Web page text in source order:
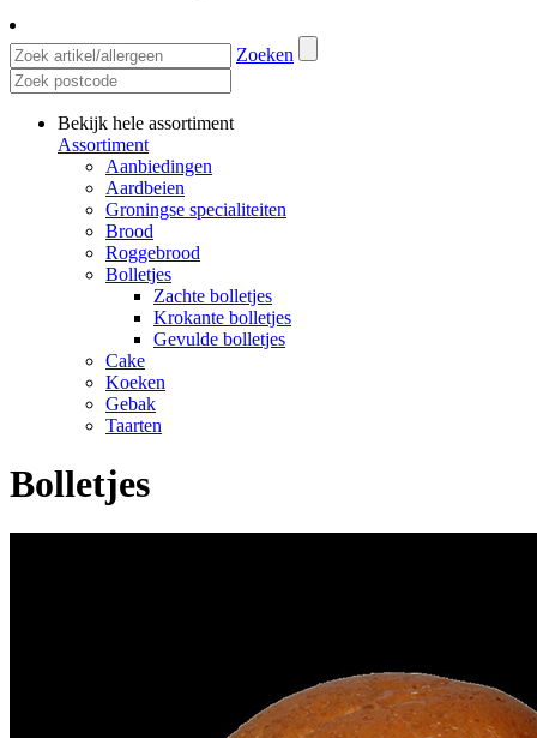
Zoeken
Bekijk hele assortiment
Assortiment
Aanbiedingen
Aardbeien
Groningse specialiteiten
Brood
Roggebrood
Bolletjes
Zachte bolletjes
Krokante bolletjes
Gevulde bolletjes
Cake
Koeken
Gebak
Taarten
Bolletjes